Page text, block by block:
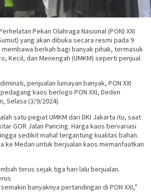
Pekan Olahraga Nasional (PON) XXI
yang akan dibuka secara resmi pada 9
berkah bagi banyak pihak, termasuk
Kecil, dan Menengah (UMKM) seperti penjual
penjualan lumayan banyak, PON XXI
kaos berlogo PON XXI, Deden
Selasa (3/9/2024).
satu pegiat UMKM dari DKI Jakarta itu, saat
GOR Jalan Pancing. Harga kaos bervariasi
sedikit mahal tergantung kualitas bahan.
ke Medan untuk berjualan kaos memanfaatkan
terus sejak tiga hari lalu berjualan.
banyaknya pertandingan di PON XXI,”